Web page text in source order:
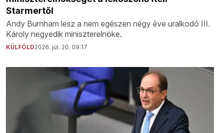
Starmertől
Andy Burnham lesz a nem egészen négy éve uralkodó III.
Károly negyedik miniszterelnöke.
KÜLFÖLD2026. júl. 20. 09:17